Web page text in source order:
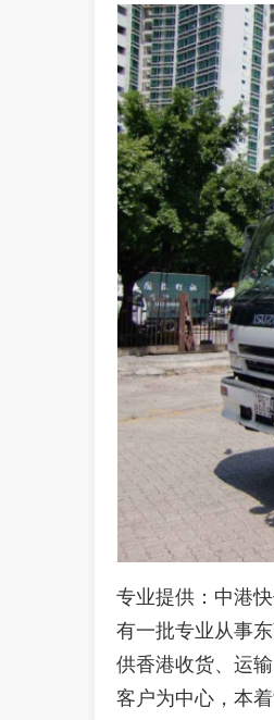
专业提供：中港
有一批专业从事
供香港收货、运
客户为中心，本着